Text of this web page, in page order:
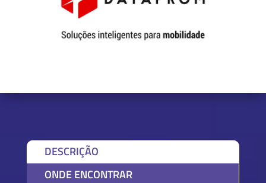
DESCRIÇÃO
ONDE ENCONTRAR